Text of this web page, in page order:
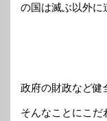
の国は滅ぶ以外に
政府の財政など健
そんなことにこだ